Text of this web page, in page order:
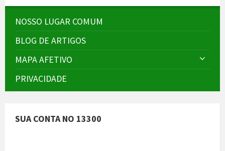
NOSSO LUGAR COMUM
BLOG DE ARTIGOS
MAPA AFETIVO
PRIVACIDADE
SUA CONTA NO 13300